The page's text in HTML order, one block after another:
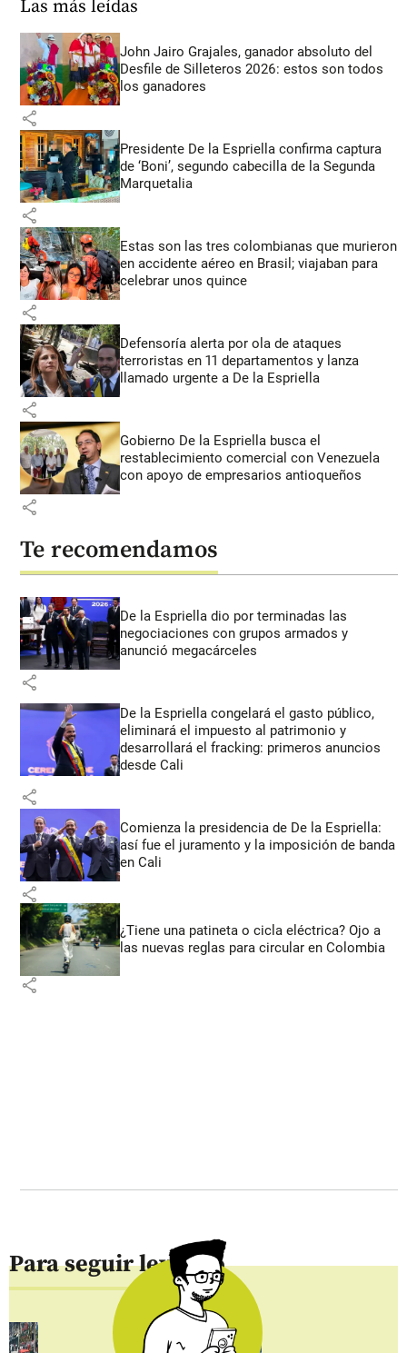
Las más leídas
John Jairo Grajales, ganador absoluto del
Desfile de Silleteros 2026: estos son todos
los ganadores
share
Presidente De la Espriella confirma captura
de ‘Boni’, segundo cabecilla de la Segunda
Marquetalia
share
Estas son las tres colombianas que murieron
en accidente aéreo en Brasil; viajaban para
celebrar unos quince
share
Defensoría alerta por ola de ataques
terroristas en 11 departamentos y lanza
llamado urgente a De la Espriella
share
Gobierno De la Espriella busca el
restablecimiento comercial con Venezuela
con apoyo de empresarios antioqueños
share
Te recomendamos
De la Espriella dio por terminadas las
negociaciones con grupos armados y
anunció megacárceles
share
De la Espriella congelará el gasto público,
eliminará el impuesto al patrimonio y
desarrollará el fracking: primeros anuncios
desde Cali
share
Comienza la presidencia de De la Espriella:
así fue el juramento y la imposición de banda
en Cali
share
¿Tiene una patineta o cicla eléctrica? Ojo a
las nuevas reglas para circular en Colombia
share
Para seguir leyendo